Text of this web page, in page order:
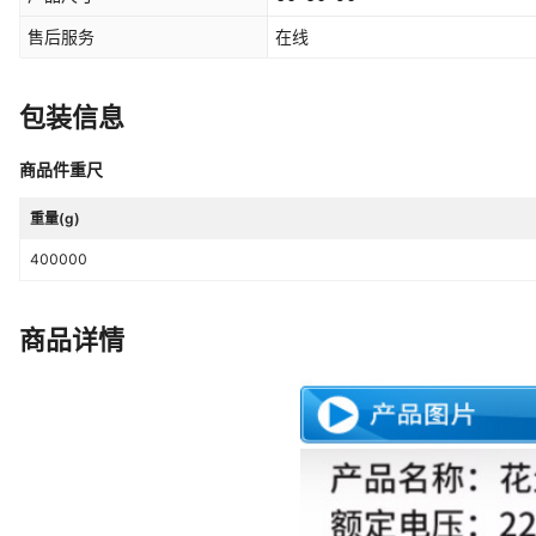
售后服务 在线
包装信息
商品件重尺
重量(g)
400000
商品详情